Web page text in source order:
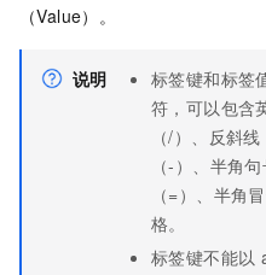
（Value）。
说明 标签键和标签
符，可以包含
（/）、反斜
（-）、半角
（=）、半角
格。
标签键不能以